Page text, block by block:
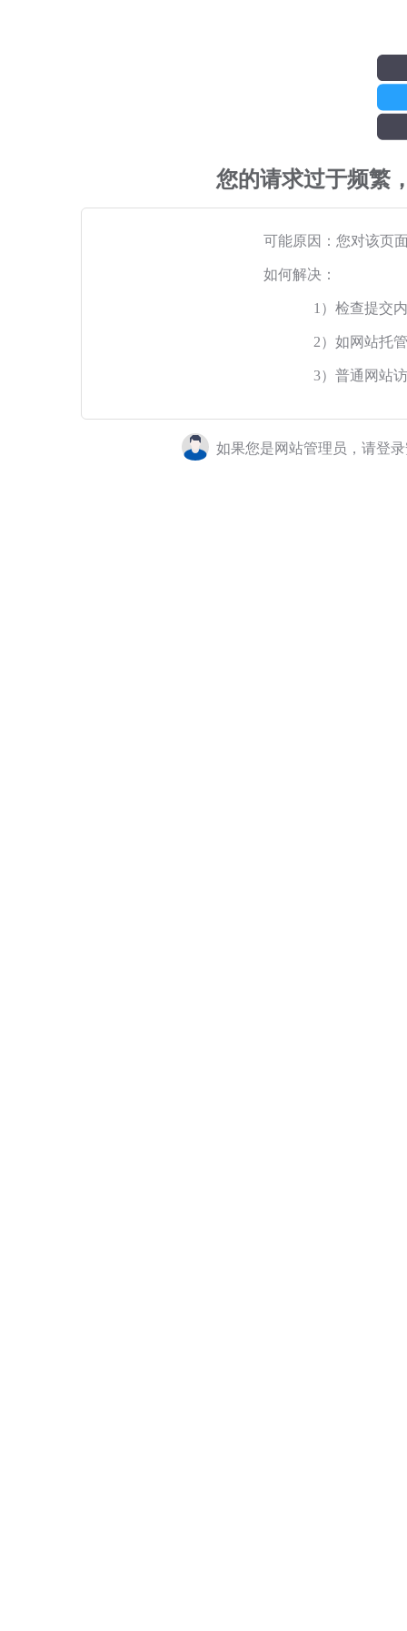
您的请求过于频繁
可能原因：您对该页
如何解决：
1）检查提交
2）如网站托
3）普通网站
如果您是网站管理员，请登